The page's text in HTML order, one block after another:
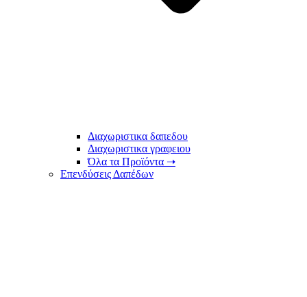
Διαχωριστικα δαπεδου
Διαχωριστικα γραφειου
Όλα τα Προϊόντα ➝
Επενδύσεις Δαπέδων